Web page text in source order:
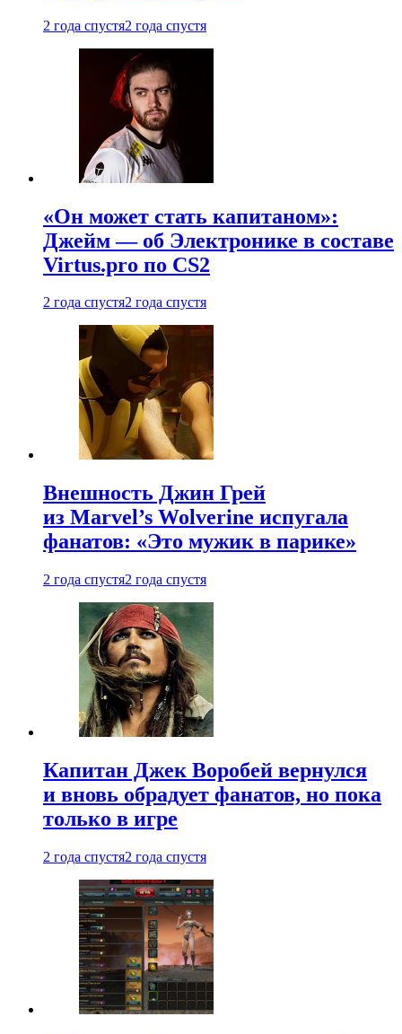
2 года спустя2 года спустя
«Он может стать капитаном»:
Джейм — об Электронике в составе
Virtus.pro по CS2
2 года спустя2 года спустя
Внешность Джин Грей
из Marvel’s Wolverine испугала
фанатов: «Это мужик в парике»
2 года спустя2 года спустя
Капитан Джек Воробей вернулся
и вновь обрадует фанатов, но пока
только в игре
2 года спустя2 года спустя